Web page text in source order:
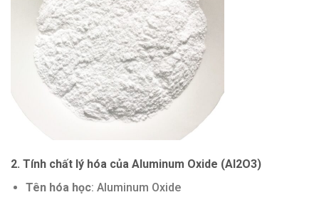
2. Tính chất lý hóa của Aluminum Oxide (Al2O3)
Tên hóa học: Aluminum Oxide